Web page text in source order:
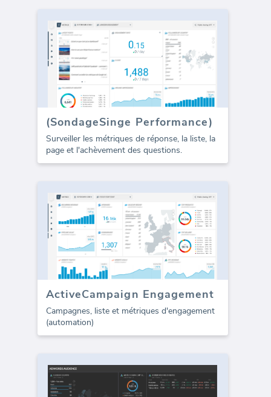
(SondageSinge Performance)
Surveiller les métriques de réponse, la liste, la
page et l'achèvement des questions.
ActiveCampaign Engagement
Campagnes, liste et métriques d'engagement
(automation)